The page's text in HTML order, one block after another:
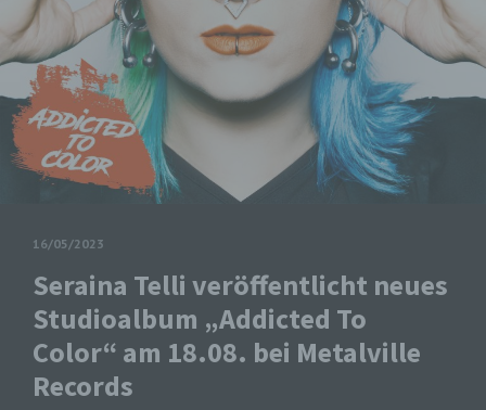
16/05/2023
Seraina Telli veröffentlicht neues
Studioalbum „Addicted To
Color“ am 18.08. bei Metalville
Records